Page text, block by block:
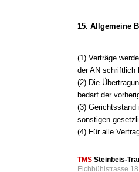
15. Allgemeine
(1) Verträge
der AN schriftlich
(2) Die
bedarf der
(3) Gerichtsstand
sonstigen
(4) Für alle
TMS Steinbeis-
Eichbühlstrasse